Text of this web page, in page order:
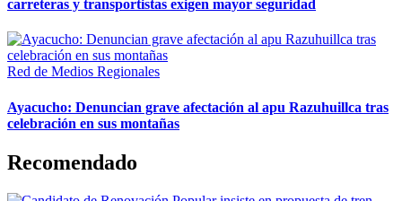
carreteras y transportistas exigen mayor seguridad
Red de Medios Regionales
Ayacucho: Denuncian grave afectación al apu Razuhuillca tras
celebración en sus montañas
Recomendado